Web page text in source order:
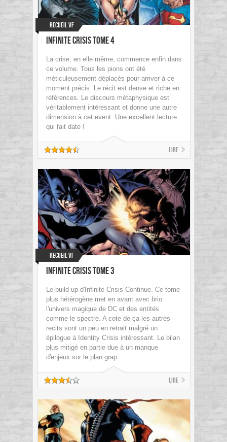
Recueil VF
Infinite Crisis Tome 4
La crise, en elle même, commence enfin dans
ce volume. Tous les pions ont été
méticuleusement déplacés pour arriver à ce
moment précis. Le récit est dense et riche en
références. Le discours métaphysique est
véritablement intéressant et donne une autre
dimension à cet event. Une excellent lecture
qui fait date !
Lire
Recueil VF
Infinite Crisis Tome 3
Le build up d'Infinite Crisis Continue. Ce tome
plus hétérogène met en avant avec brio
l'univers magique de DC et des entités
comme le spectre. A cote de ça les autres
recits sont un peu en retrait malgré un
épilogue à Identity Crisis intéressant. Le bilan
plus mitigé en partie due à un manque
d'enjeux sur le plan grap
Lire